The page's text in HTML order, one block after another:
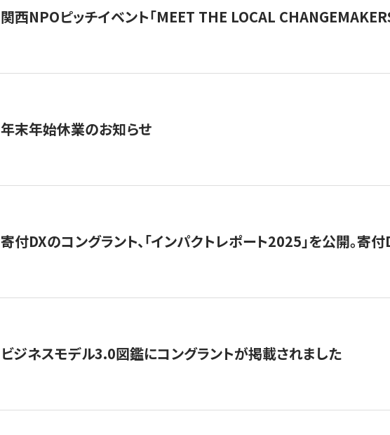
関西NPOピッチイベント「MEET THE LOCAL CHANGEMAKERS
年末年始休業のお知らせ
寄付DXのコングラント、「インパクトレポート2025」を公開。寄
ビジネスモデル3.0図鑑にコングラントが掲載されました